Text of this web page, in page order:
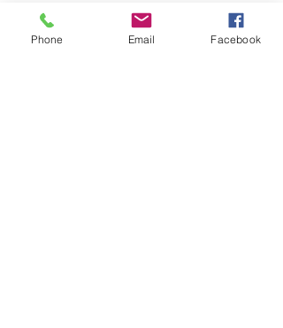
Phone Email Facebook